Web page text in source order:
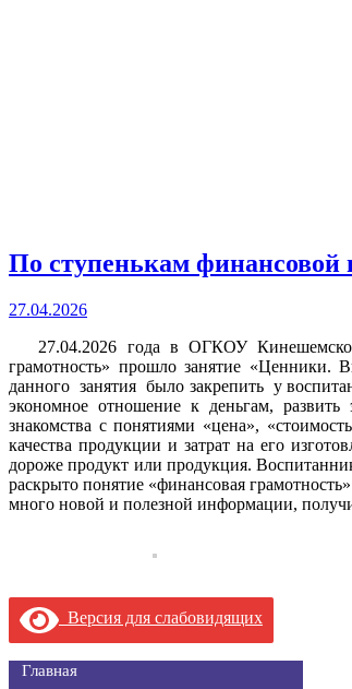
По ступенькам финансовой
27.04.2026
27.04.2026 года в ОГКОУ Кинешемском
грамотность» прошло занятие «Ценники.
данного занятия было закрепить у
экономное отношение к деньгам,
знакомства с понятиями «цена»,
качества продукции и затрат на его
дороже продукт или продукция.
раскрыто понятие «финансовая
много новой и полезной информации,
Версия для слабовидящих
Главная